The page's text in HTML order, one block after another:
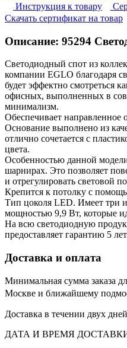
Инструкция к товару
Cкачать сертификат на товар
Описание: 95294
Светодиодный спот из
компании EGLO благодаря
будет эффектно смотреться
офисных, выполненных в
минимализм.
Обеспечивает направленное
Основание выполнено из
отлично сочетается с
цвета.
Особенностью данной
шарнирах. Это позволяет
и отрегулировать световой
Крепится к потолку с
Тип цоколя LED. Имеет три
мощностью 9,9 Вт, которые
На всю светодиодную
предоставляет гарантию 5
Доставка и оплата
Минимальная сумма заказа
Москве и ближайшему
Доставка в течении двух
ДАТА И ВРЕМЯ